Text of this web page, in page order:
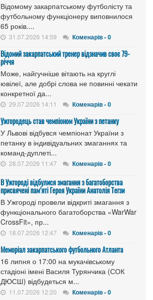
Відомому закарпатському футболісту та
футбольному функціонеру виповнилося
65 років....
31.07.2026 14:59 Коменарів - 0
Відомий закарпатський тренер відзначив своє 79-
річчя
Може, найгучніше вітають на круглі
ювілеї, але добрі слова не повинні чекати
конкретної да...
29.07.2026 14:11 Коменарів - 0
Ужгородець став чемпіоном України з петанку
У Львові відбувся чемпіонат України з
петанку в індивідуальних змаганнях та
команд-дуплеті...
28.07.2026 11:47 Коменарів - 0
В Ужгороді відбулися змагання з багатоборства
присвячені пам’яті Героя України Анатолія Тегзи
В Ужгороді провели відкриті змагання з
функціонального багатоборства «WarWar
CrossFit», пр...
18.07.2026 12:47 Коменарів - 0
Меморіал закарпатського футбольного Атланта
16 липня о 17:00 на мукачівському
стадіоні імені Василя Турянчика (СОК
ДЮСШ) відбудеться м...
11.07.2026 12:20 Коменарів - 0